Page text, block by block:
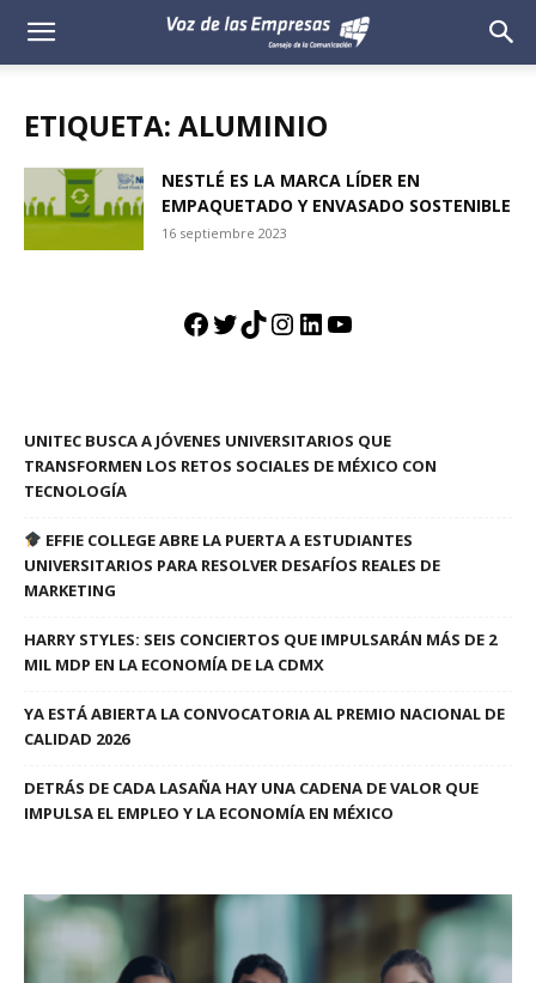
Voz
Empresas
ETIQUETA: ALUMINIO
NESTLÉ ES LA MARCA LÍDER EN
EMPAQUETADO Y ENVASADO SOSTENIBLE
16 septiembre 2023
Facebook
Twitter
TikTok
Instagram
LinkedIn
YouTube
UNITEC BUSCA A JÓVENES UNIVERSITARIOS QUE
TRANSFORMEN LOS RETOS SOCIALES DE MÉXICO CON
TECNOLOGÍA
EFFIE COLLEGE ABRE LA PUERTA A ESTUDIANTES
UNIVERSITARIOS PARA RESOLVER DESAFÍOS REALES DE
MARKETING
HARRY STYLES: SEIS CONCIERTOS QUE IMPULSARÁN MÁS DE 2
MIL MDP EN LA ECONOMÍA DE LA CDMX
YA ESTÁ ABIERTA LA CONVOCATORIA AL PREMIO NACIONAL DE
CALIDAD 2026
DETRÁS DE CADA LASAÑA HAY UNA CADENA DE VALOR QUE
IMPULSA EL EMPLEO Y LA ECONOMÍA EN MÉXICO